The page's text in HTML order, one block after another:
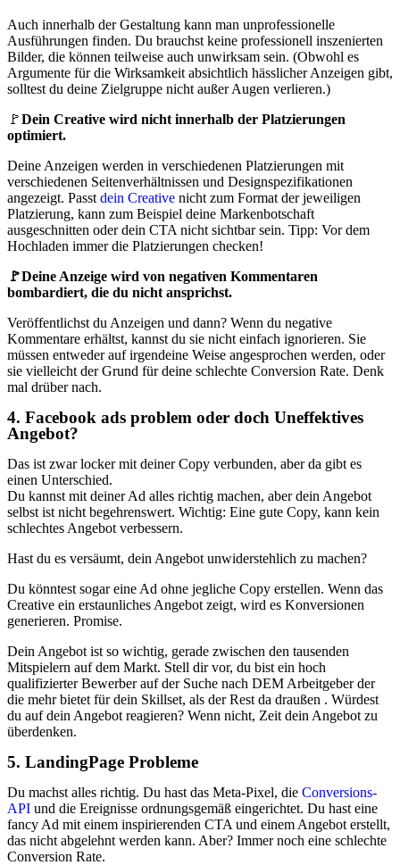
Auch innerhalb der Gestaltung kann man unprofessionelle
Ausführungen finden. Du brauchst keine professionell inszenierten
Bilder, die können teilweise auch unwirksam sein. (Obwohl es
Argumente für die Wirksamkeit absichtlich hässlicher Anzeigen gibt,
solltest du deine Zielgruppe nicht außer Augen verlieren.)
🚩Dein Creative wird nicht innerhalb der Platzierungen
optimiert.
Deine Anzeigen werden in verschiedenen Platzierungen mit
verschiedenen Seitenverhältnissen und Designspezifikationen
angezeigt. Passt dein Creative nicht zum Format der jeweiligen
Platzierung, kann zum Beispiel deine Markenbotschaft
ausgeschnitten oder dein CTA nicht sichtbar sein. Tipp: Vor dem
Hochladen immer die Platzierungen checken!
🚩Deine Anzeige wird von negativen Kommentaren
bombardiert, die du nicht ansprichst.
Veröffentlichst du Anzeigen und dann? Wenn du negative
Kommentare erhältst, kannst du sie nicht einfach ignorieren. Sie
müssen entweder auf irgendeine Weise angesprochen werden, oder
sie vielleicht der Grund für deine schlechte Conversion Rate. Denk
mal drüber nach.
4. Facebook ads problem oder doch Uneffektives
Angebot?
Das ist zwar locker mit deiner Copy verbunden, aber da gibt es
einen Unterschied.
Du kannst mit deiner Ad alles richtig machen, aber dein Angebot
selbst ist nicht begehrenswert. Wichtig: Eine gute Copy, kann kein
schlechtes Angebot verbessern.
Hast du es versäumt, dein Angebot unwiderstehlich zu machen?
Du könntest sogar eine Ad ohne jegliche Copy erstellen. Wenn das
Creative ein erstaunliches Angebot zeigt, wird es Konversionen
generieren. Promise.
Dein Angebot ist so wichtig, gerade zwischen den tausenden
Mitspielern auf dem Markt. Stell dir vor, du bist ein hoch
qualifizierter Bewerber auf der Suche nach DEM Arbeitgeber der
die mehr bietet für dein Skillset, als der Rest da draußen . Würdest
du auf dein Angebot reagieren? Wenn nicht, Zeit dein Angebot zu
überdenken.
5. LandingPage Probleme
Du machst alles richtig. Du hast das Meta-Pixel, die Conversions-
API und die Ereignisse ordnungsgemäß eingerichtet. Du hast eine
fancy Ad mit einem inspirierenden CTA und einem Angebot erstellt,
das nicht abgelehnt werden kann. Aber? Immer noch eine schlechte
Conversion Rate.